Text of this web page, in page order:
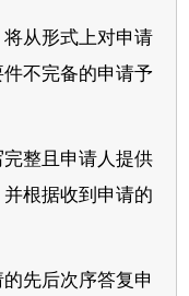
从形式上对申请
不完备的申请予
整且申请人提供
根据收到申请的
先后次序答复申